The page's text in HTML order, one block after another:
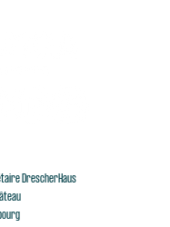
DrescherHaus